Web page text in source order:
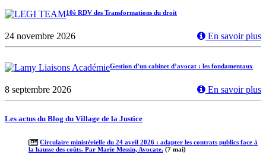
10è RDV des Transformations du droit
24 novembre 2026 En savoir plus
Gestion d’un cabinet d’avocat : les fondamentaux
8 septembre 2026 En savoir plus
Les actus du Blog du Village de la Justice
Circulaire ministérielle du 24 avril 2026 : adapter les contrats publics face à
la hausse des coûts. Par Marie Messin, Avocate. (7 mai)